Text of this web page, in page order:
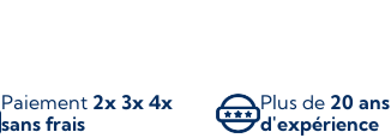
Paiement 2x 3x 4x
sans frais
Plus de 20 ans
d'expérience